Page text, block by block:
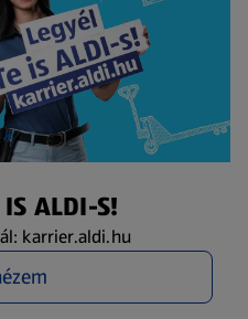
IS ALDI-S!
karrier.aldi.hu